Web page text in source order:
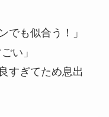
でも似合う！」
い」
すぎてため息出